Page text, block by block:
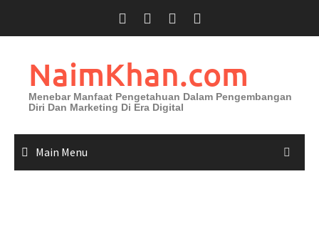
NaimKhan.com
Menebar Manfaat Pengetahuan Dalam Pengembangan
Diri Dan Marketing Di Era Digital
Main Menu